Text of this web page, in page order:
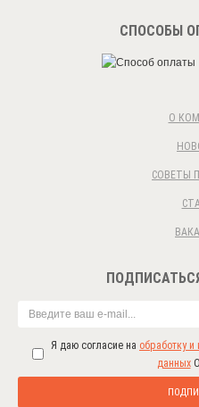
СПОСОБЫ
О
СОВЕТЫ
Я даю согласие на обработку
данных